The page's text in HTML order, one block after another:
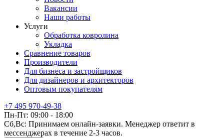
Вакансии
Наши работы
Услуги
Обработка ковролина
Укладка
Сравнение товаров
Производители
Для бизнеса и застройщиков
Для дизайнеров и архитекторов
Оптовым покупателям
+7 495 970-49-38
Пн-Пт: 09:00 - 18:00
Сб,Вс: Принимаем онлайн-заявки. Менеджер ответит в
мессенджерах в течение 2-3 часов.